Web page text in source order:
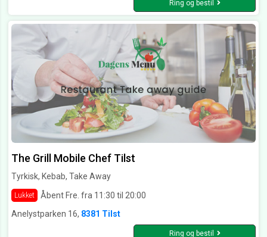
Ring og bestil
The Grill Mobile Chef Tilst
Tyrkisk, Kebab, Take Away
Lukket
Åbent Fre. fra 11:30 til 20:00
Anelystparken 16, 8381 Tilst
Ring og bestil